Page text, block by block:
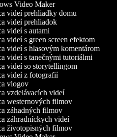
Video Maker
videí prehliadky domu
videí prehliadok
videí s autami
videí s green screen efektom
videí s hlasovým komentárom
videí s tanečnými tutoriálmi
videí so storytellingom
videí z fotografií
vlogov
vzdelávacích videí
westernových filmov
záhadných filmov
záhradníckych videí
životopisných filmov